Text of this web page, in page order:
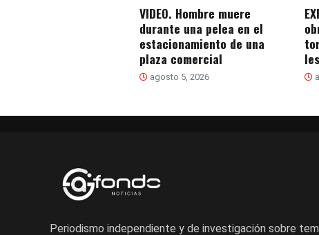
VIDEO. Hombre muere
durante una pelea en el
estacionamiento de una
plaza comercial
agosto 5, 2026
Periodismo independiente y de investigación sobre